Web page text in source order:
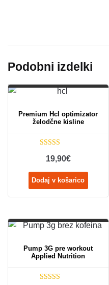
Podobni izdelki
Premium Hcl optimizator
želodčne kisline
4.78od 5
19,90€
Dodaj v košarico
Pump 3G pre workout
Applied Nutrition